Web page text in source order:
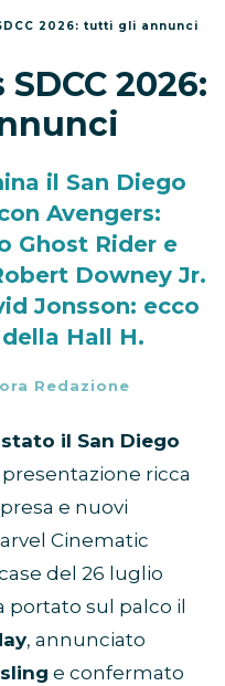
2026: tutti gli annunci
2026:
il San Diego
Avengers:
Ghost Rider e
Downey Jr.
Jonsson: ecco
Hall H.
Redazione
il San Diego
ricca
e nuovi
Cinematic
del 26 luglio
portato sul palco il
, annunciato
e confermato